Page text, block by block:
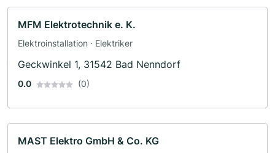
MFM Elektrotechnik e. K.
Elektroinstallation · Elektriker
Geckwinkel 1, 31542 Bad Nenndorf
0.0 (0)
MAST Elektro GmbH & Co. KG